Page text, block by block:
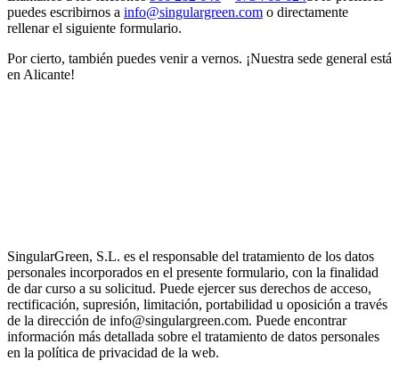
puedes escribirnos a info@singulargreen.com o directamente
rellenar el siguiente formulario.
Por cierto, también puedes venir a vernos. ¡Nuestra sede general está
en Alicante!
SingularGreen, S.L. es el responsable del tratamiento de los datos
personales incorporados en el presente formulario, con la finalidad
de dar curso a su solicitud. Puede ejercer sus derechos de acceso,
rectificación, supresión, limitación, portabilidad u oposición a través
de la dirección de info@singulargreen.com. Puede encontrar
información más detallada sobre el tratamiento de datos personales
en la política de privacidad de la web.